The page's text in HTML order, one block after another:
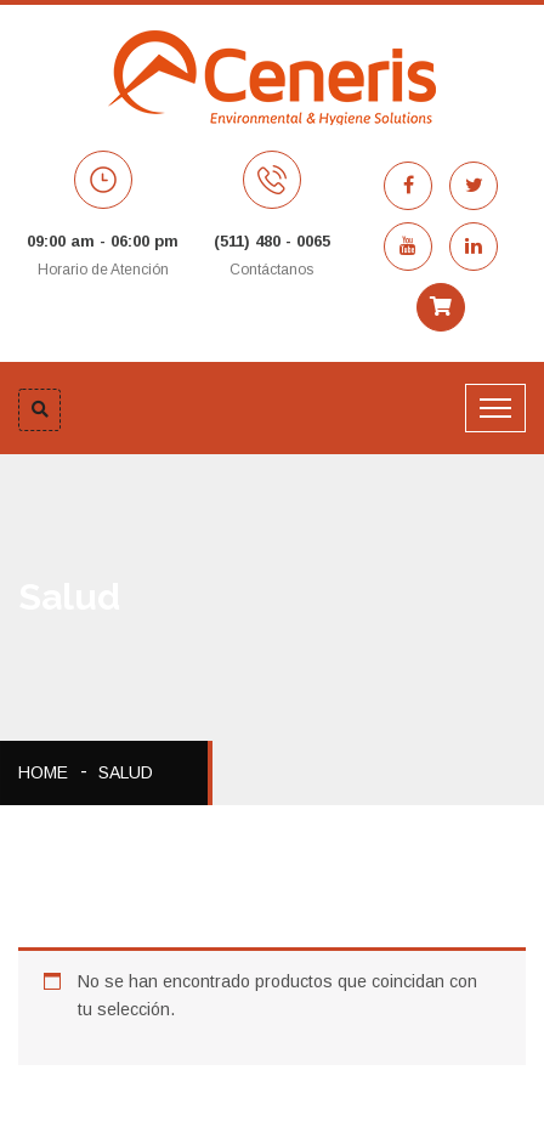
09:00 am - 06:00 pm
Horario de Atención
(511) 480 - 0065
Contáctanos
HOME SALUD
No se han encontrado productos que coincidan con
tu selección.